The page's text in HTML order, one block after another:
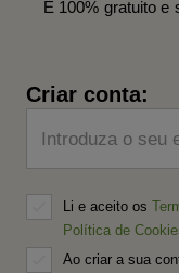
É 100% gratuito e
Criar conta:
Introduza o seu
Li e aceito os
Política de
Ao criar a sua